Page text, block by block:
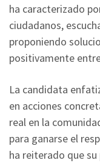
ha caracterizado
ciudadanos,
proponiendo
positivamente
La candidata
en acciones
real en la
para ganarse el
ha reiterado que